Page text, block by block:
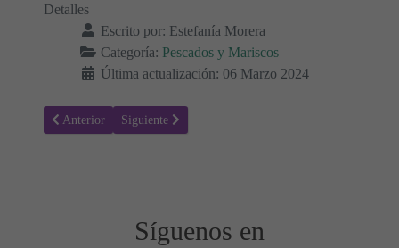
Detalles
Escrito por: Estefanía Morera
Categoría: Pescados y Mariscos
Última actualización: 06 Marzo 2024
Artículo anterior: Salpicón Oriental: Un Placer para los Sentidos y
Anterior Artículo siguiente: Cómo hacer Mero a la mallorquina
Siguiente
Síguenos en